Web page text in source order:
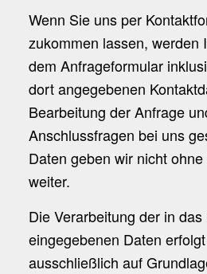
Wenn Sie uns per
zukommen lassen, werden
dem Anfrageformular
dort angegebenen
Bearbeitung der Anfrage
Anschlussfragen bei uns
Daten geben wir nicht
weiter.
Die Verarbeitung der in
eingegebenen Daten
ausschließlich auf